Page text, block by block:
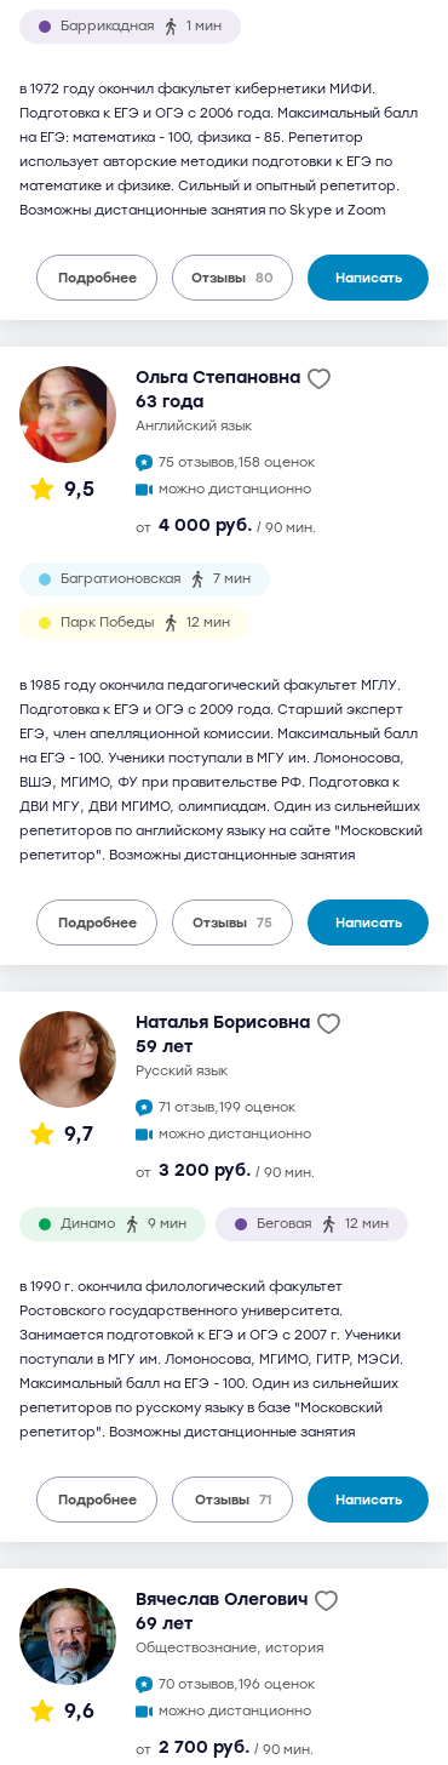
Баррикадная 1 мин
в 1972 году окончил факультет кибернетики МИФИ.
Подготовка к ЕГЭ и ОГЭ с 2006 года. Максимальный балл
на ЕГЭ: математика - 100, физика - 85. Репетитор
использует авторские методики подготовки к ЕГЭ по
математике и физике. Сильный и опытный репетитор.
Возможны дистанционные занятия по Skype и Zoom
Подробнее Отзывы 80 Написать
9,5
Ольга Степановна
63 года
английский язык
75 отзывов,158 оценок
можно дистанционно
от 4 000 руб. / 90 мин.
Багратионовская 7 мин
Парк Победы 12 мин
в 1985 году окончила педагогический факультет МГЛУ.
Подготовка к ЕГЭ и ОГЭ с 2009 года. Старший эксперт
ЕГЭ, член апелляционной комиссии. Максимальный балл
на ЕГЭ - 100. Ученики поступали в МГУ им. Ломоносова,
ВШЭ, МГИМО, ФУ при правительстве РФ. Подготовка к
ДВИ МГУ, ДВИ МГИМО, олимпиадам. Один из сильнейших
репетиторов по английскому языку на сайте "Московский
репетитор". Возможны дистанционные занятия
Подробнее Отзывы 75 Написать
9,7
Наталья Борисовна
59 лет
русский язык
71 отзыв,199 оценок
можно дистанционно
от 3 200 руб. / 90 мин.
Динамо 9 мин Беговая 12 мин
в 1990 г. окончила филологический факультет
Ростовского государственного университета.
Занимается подготовкой к ЕГЭ и ОГЭ с 2007 г. Ученики
поступали в МГУ им. Ломоносова, МГИМО, ГИТР, МЭСИ.
Максимальный балл на ЕГЭ - 100. Один из сильнейших
репетиторов по русскому языку в базе "Московский
репетитор". Возможны дистанционные занятия
Подробнее Отзывы 71 Написать
9,6
Вячеслав Олегович
69 лет
обществознание, история
70 отзывов,196 оценок
можно дистанционно
от 2 700 руб. / 90 мин.